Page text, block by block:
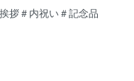
拶＃内祝い＃記念品